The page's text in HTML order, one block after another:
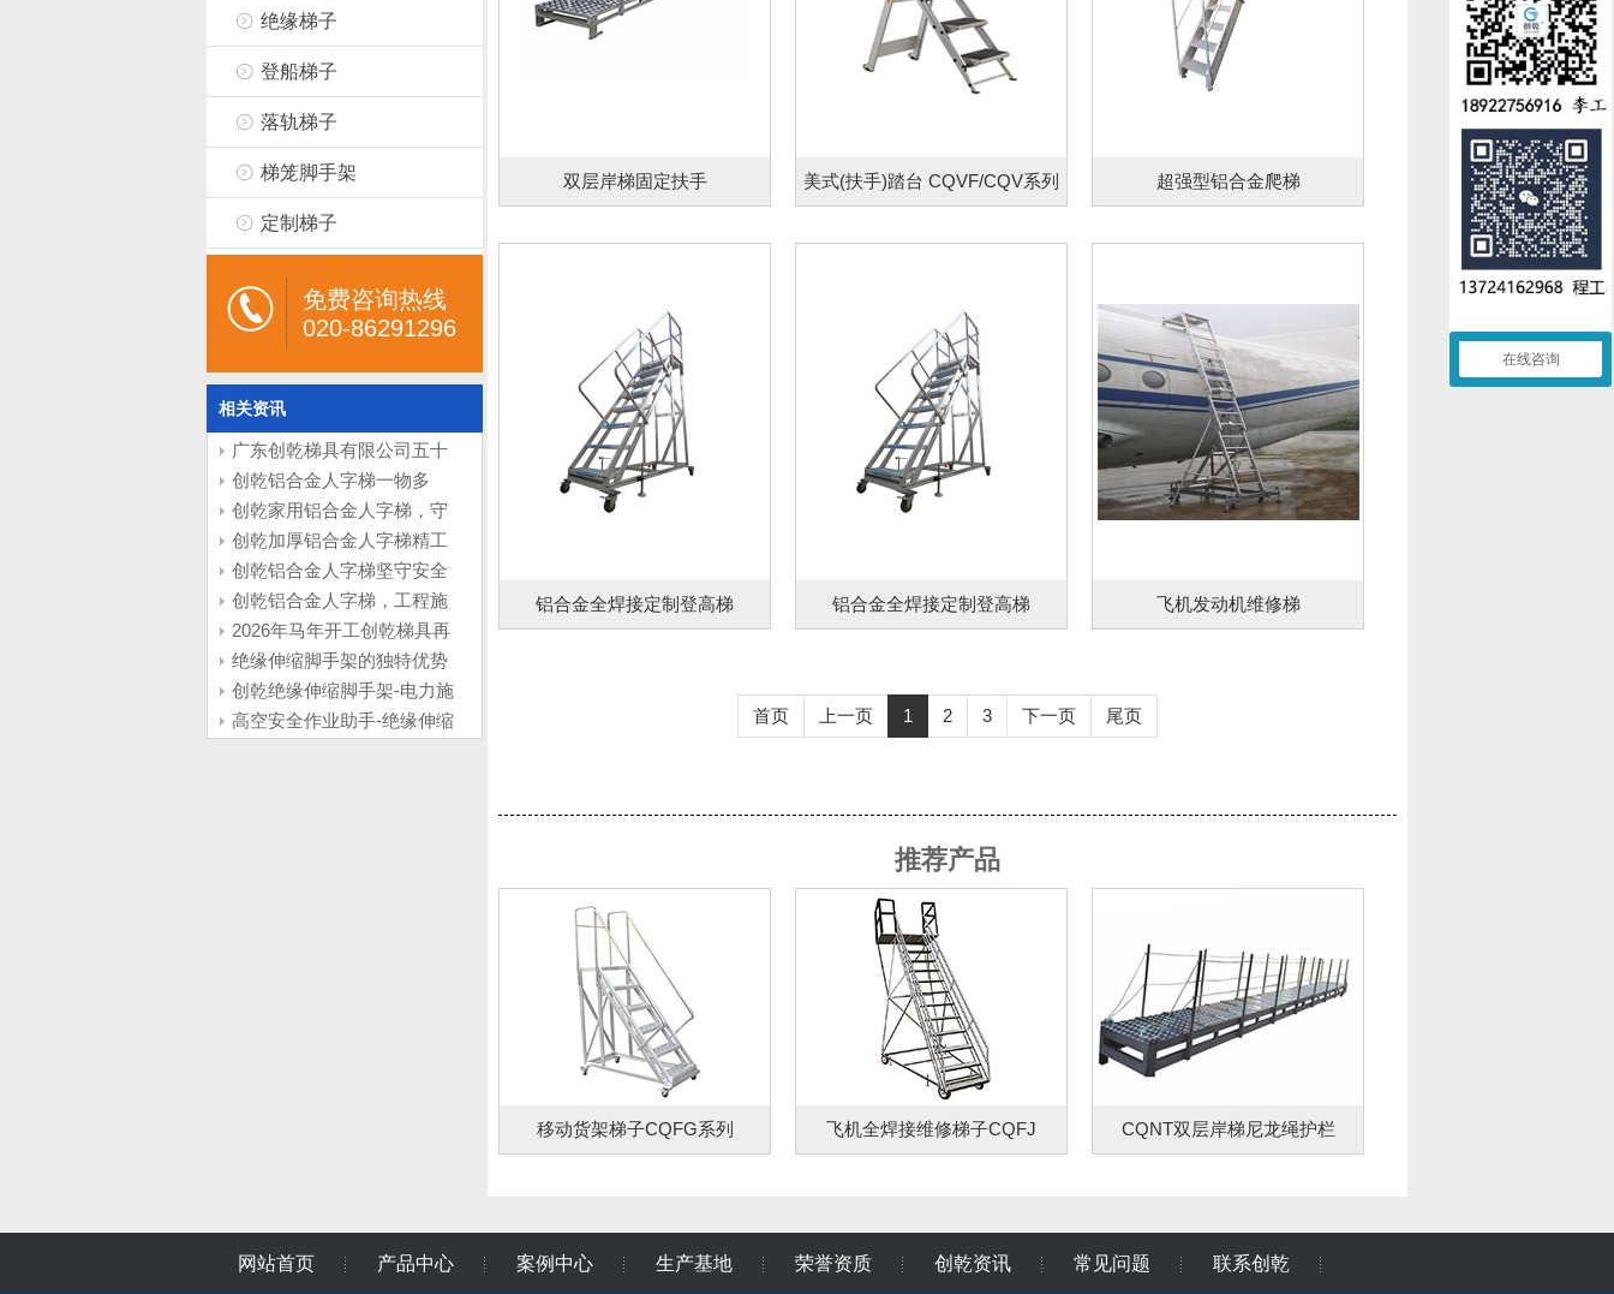
绝缘梯子
登船梯子
落轨梯子
梯笼脚手架
定制梯子
免费咨询热线
020-86291296
相关资讯
广东创乾梯具有限公司五十
周年庆典圆满举行：登高致
远，再攀新峰
创乾铝合金人字梯一物多
用，适配全屋的家用好梯
（家用）
创乾家用铝合金人字梯，守
护寻常烟火生活（家用）
创乾加厚铝合金人字梯精工
品质，铸就工程实用之梯
（工程）
创乾铝合金人字梯坚守安全
底线，赋能工程作业
创乾铝合金人字梯，工程施
工的得力利器（工程）
2026年马年开工创乾梯具再
次供货九元航空
绝缘伸缩脚手架的独特优势
创乾绝缘伸缩脚手架-电力施
工搭档
高空安全作业助手-绝缘伸缩
双层岸梯固定扶手 美式(扶手)踏台 CQVF/CQV系列 超强型铝合金爬梯
铝合金全焊接定制登高梯 铝合金全焊接定制登高梯 飞机发动机维修梯
首页 上一页 1 2 3 下一页 尾页
推荐产品
移动货架梯子CQFG系列 飞机全焊接维修梯子CQFJ CQNT双层岸梯尼龙绳护栏
网站首页 产品中心 案例中心 生产基地 荣誉资质 创乾资讯 常见问题 联系创乾
在线咨询